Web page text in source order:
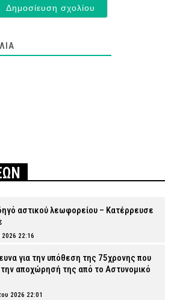
αστικού λεωφορείου – Κατέρρευσε
22:16
για την υπόθεση της 75χρονης που
αποχώρησή της από το Αστυνομικό
2026 22:01